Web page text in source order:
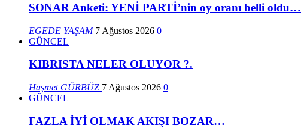
SONAR Anketi: YENİ PARTİ’nin oy oranı belli oldu…
EGEDE YAŞAM 7 Ağustos 2026 0
GÜNCEL
KIBRISTA NELER OLUYOR ?.
Haşmet GÜRBÜZ 7 Ağustos 2026 0
GÜNCEL
FAZLA İYİ OLMAK AKIŞI BOZAR…